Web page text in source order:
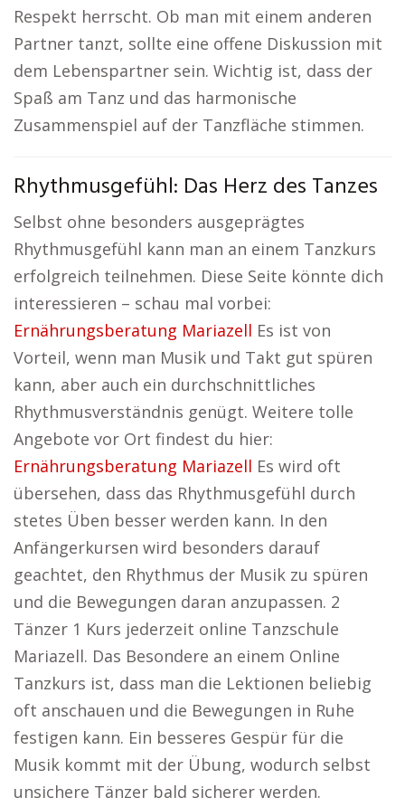
Respekt herrscht. Ob man mit einem anderen
Partner tanzt, sollte eine offene Diskussion mit
dem Lebenspartner sein. Wichtig ist, dass der
Spaß am Tanz und das harmonische
Zusammenspiel auf der Tanzfläche stimmen.
Rhythmusgefühl: Das Herz des Tanzes
Selbst ohne besonders ausgeprägtes
Rhythmusgefühl kann man an einem Tanzkurs
erfolgreich teilnehmen. Diese Seite könnte dich
interessieren – schau mal vorbei:
Ernährungsberatung Mariazell Es ist von
Vorteil, wenn man Musik und Takt gut spüren
kann, aber auch ein durchschnittliches
Rhythmusverständnis genügt. Weitere tolle
Angebote vor Ort findest du hier:
Ernährungsberatung Mariazell Es wird oft
übersehen, dass das Rhythmusgefühl durch
stetes Üben besser werden kann. In den
Anfängerkursen wird besonders darauf
geachtet, den Rhythmus der Musik zu spüren
und die Bewegungen daran anzupassen. 2
Tänzer 1 Kurs jederzeit online Tanzschule
Mariazell. Das Besondere an einem Online
Tanzkurs ist, dass man die Lektionen beliebig
oft anschauen und die Bewegungen in Ruhe
festigen kann. Ein besseres Gespür für die
Musik kommt mit der Übung, wodurch selbst
unsichere Tänzer bald sicherer werden.